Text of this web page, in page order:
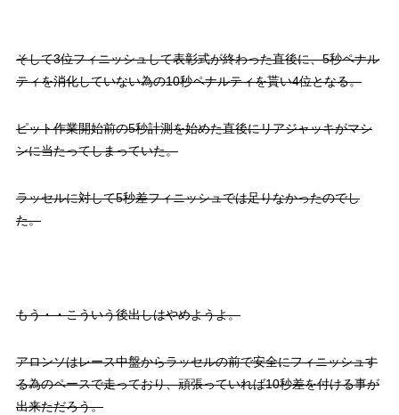
そして3位フィニッシュして表彰式が終わった直後に、5秒ペナル
ティを消化していない為の10秒ペナルティを貰い4位となる。
ピット作業開始前の5秒計測を始めた直後にリアジャッキがマシ
ンに当たってしまっていた。
ラッセルに対して5秒差フィニッシュでは足りなかったのでし
た。
もう・・こういう後出しはやめようよ。
アロンソはレース中盤からラッセルの前で安全にフィニッシュす
る為のペースで走っており、頑張っていれば10秒差を付ける事が
出来ただろう。